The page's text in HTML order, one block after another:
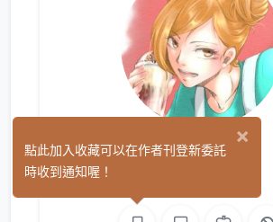
歿 (0)
×
點此加入收藏可以在作者刊登新委託
時收到通知喔！